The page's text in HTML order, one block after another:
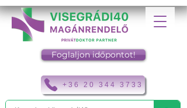
+36 20 344 3733
Foglaljon időpontot!